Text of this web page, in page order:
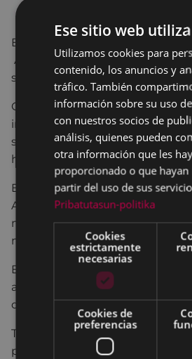
El departamento de Servicios
Ayuntamiento de Eibar ha
séptima edición del programa
Objetivo: proporcionar a padres
información que les capacite
situaciones que les puedan
hijas.
El programa se lleva a cabo en
AMPAS del municipio
madres) y con BAIKARA
madres de Gipuzkoa).
Este año se han planteado 11
a cabo a lo largo del primer
diferentes centros escolares.
Todas las charlas son abiertas,
podrán acudir a cualquiera de
Ese sitio web
Utilizamos cookies para
contenido, los anuncios y
tráfico. También
información sobre su uso
con nuestros socios de
análisis, quienes pueden
otra información que les
proporcionado o que hayan
partir del uso de sus
Pribatutasun-politika
Cookies
estrictamente
necesarias
Cookies de
preferencias